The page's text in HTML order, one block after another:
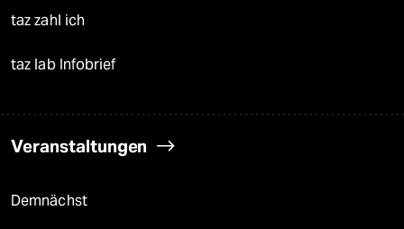
taz zahl ich
taz lab Infobrief
Veranstaltungen
Demnächst